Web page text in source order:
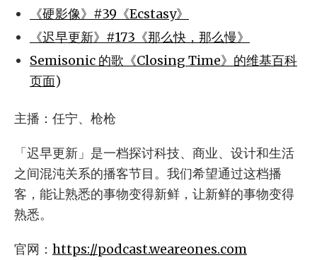
《硬影像》#39《Ecstasy》
《迟早更新》#173《那么快，那么慢》
Semisonic 的歌《Closing Time》的维基百科
页面)
主播：任宁、枪枪
「迟早更新」是一档探讨科技、商业、设计和生活
之间混沌关系的播客节目。我们希望通过这档播
客，能让熟悉的事物变得新鲜，让新鲜的事物变得
熟悉。
官网： https://podcast.weareones.com